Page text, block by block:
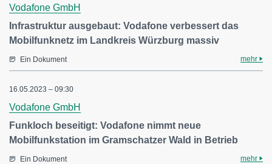
Vodafone GmbH
Infrastruktur ausgebaut: Vodafone verbessert das
Mobilfunknetz im Landkreis Würzburg massiv
Ein Dokument mehr
16.05.2023 – 09:30
Vodafone GmbH
Funkloch beseitigt: Vodafone nimmt neue
Mobilfunkstation im Gramschatzer Wald in Betrieb
Ein Dokument mehr